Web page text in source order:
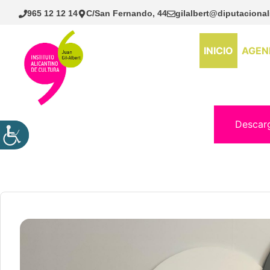
Saltar
965 12 12 14 C/San Fernando, 44
INICIO